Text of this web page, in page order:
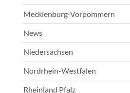
Mecklenburg-Vorpommern
News
Niedersachsen
Nordrhein-Westfalen
Rheinland Pfalz